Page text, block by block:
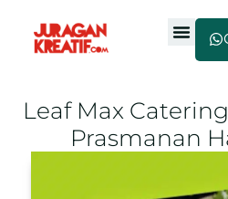
Leaf Max
Prasmanan